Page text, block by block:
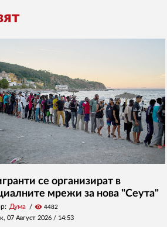
се организират в
мрежи за нова "Сеута"
Дума visibility 4482
07 Август 2026 / 14:53